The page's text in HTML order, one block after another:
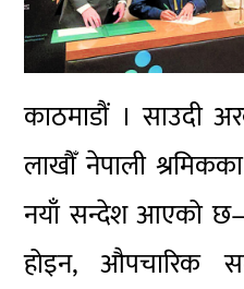
काठमाडौं । साउदी
लाखौँ नेपाली
नयाँ सन्देश आएको
होइन, औपचारिक